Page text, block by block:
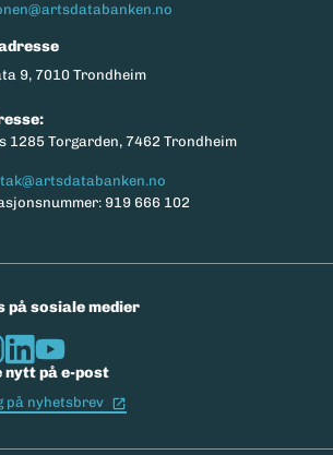
9, 7010 Trondheim
1285 Torgarden, 7462 Trondheim
919 666 102
på sosiale medier
nytt på e-post
på nyhetsbrev